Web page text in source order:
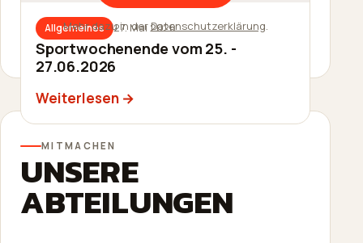
Allgemeines 27. Mai 2026
Sommerfest am 20.06.2026
Allgemeines 27. Mai 2026
Sportwochenende vom 25. -
27.06.2026
Weiterlesen
Mehr dazu in derDatenschutzerklärung.
MITMACHEN
UNSERE
ABTEILUNGEN